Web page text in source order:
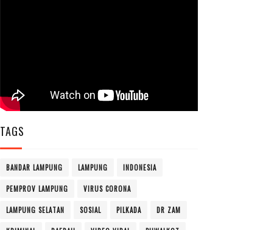
TAGS
BANDAR LAMPUNG LAMPUNG INDONESIA
PEMPROV LAMPUNG VIRUS CORONA
LAMPUNG SELATAN SOSIAL PILKADA DR ZAM